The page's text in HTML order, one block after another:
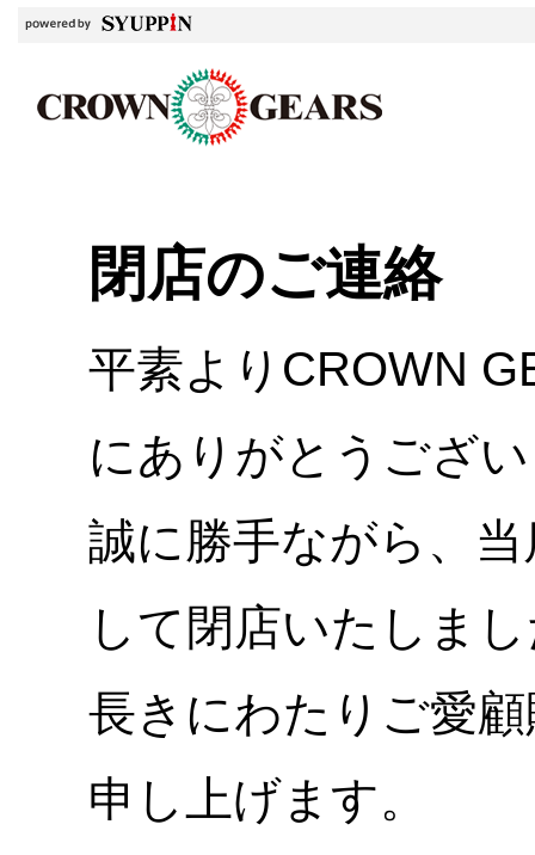
閉店のご連絡
平素よりCROWN
にありがとうござ
誠に勝手ながら、
して閉店いたしま
長きにわたりご愛
申し上げます。